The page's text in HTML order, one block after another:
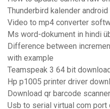
Thunderbird kalender
Video to mp4 converter
Ms word-dokument in hindi
Difference between
with example
Teamspeak 3 64 bit
Hp p1005 printer driver
Download qr barcode
Usb to serial virtual com port